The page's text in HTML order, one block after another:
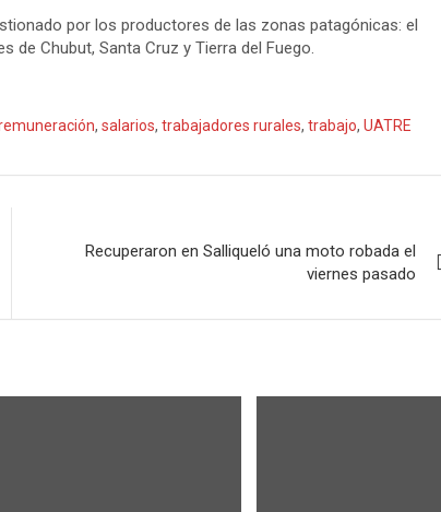
por los productores de las zonas patagónicas: el
de Chubut, Santa Cruz y Tierra del Fuego.
, salarios, trabajadores rurales, trabajo, UATRE
Recuperaron en Salliqueló una moto robada el
viernes pasado